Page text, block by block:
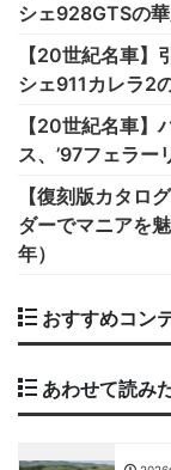
シェ928GTSの
【20世紀名車】
シェ911カレラ2
【20世紀名車
ス、’97フェラ
【復刻版カタロ
ダーでマニアを
年）
おすすめコン
あわせて読み